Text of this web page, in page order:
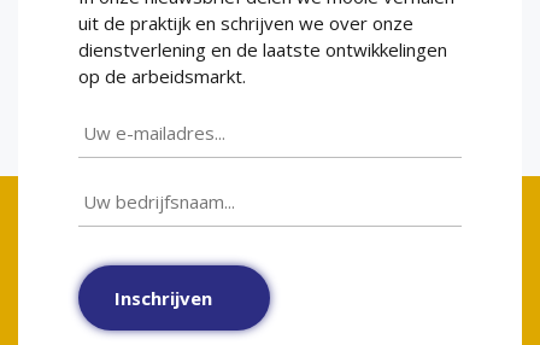
uit de praktijk en schrijven we over onze
dienstverlening en de laatste ontwikkelingen
op de arbeidsmarkt.